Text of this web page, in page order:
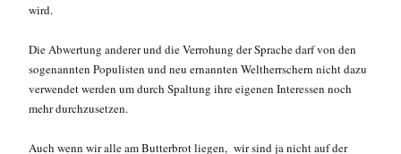
wird.
Die Abwertung anderer und die Verrohung der Sprache darf von den
sogenannten Populisten und neu ernannten Weltherrschern nicht dazu
verwendet werden um durch Spaltung ihre eigenen Interessen noch
mehr durchzusetzen.
Auch wenn wir alle am Butterbrot liegen, wir sind ja nicht auf der